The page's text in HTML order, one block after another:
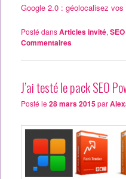
Google 2.0 : géolocalisez
Posté dansArticles invité, SEO
Commentaires
J’ai testé le pack SEO
Posté le 28 mars 2015par